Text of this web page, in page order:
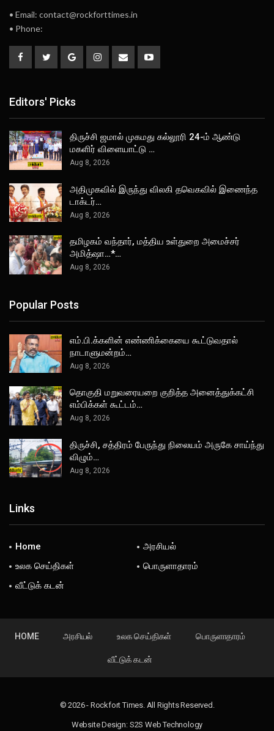
• Email: contact@rockforttimes.in
• Phone:
Editors' Picks
திருச்சி ஜமால் முகமது கல்லூரி 24-ம் ஆண்டு
மகளிர் விளையாட்டு …
Aug 8, 2026
அதிமுகவில் இருந்து விலகி தவெகவில் இணைந்த
டாக்டர்…
Aug 8, 2026
தமிழகம் வந்தார், மத்திய உள்துறை அமைச்சர்
அமித்ஷா…*…
Aug 8, 2026
Popular Posts
எம்.பி.க்களின் எண்ணிக்கையை கூட்டுவதால்
நாடாளுமன்றம்…
Aug 8, 2026
தொகுதி மறுவரையறை குறித்த அனைத்துக்கட்சி
எம்பிக்கள் கூட்டம்…
Aug 8, 2026
திருச்சி, சத்திரம் பேருந்து நிலையம் அருகே சாய்ந்து
விழும்…
Aug 8, 2026
Links
Home
அரசியல்
உலக செய்திகள்
பொருளாதாரம்
வீட்டுக் கடன்
HOME அரசியல் உலக செய்திகள் பொருளாதாரம்
வீட்டுக் கடன்
© 2026 - Rockfort Times. All Rights Reserved.
Website Design: S2S Web Technology